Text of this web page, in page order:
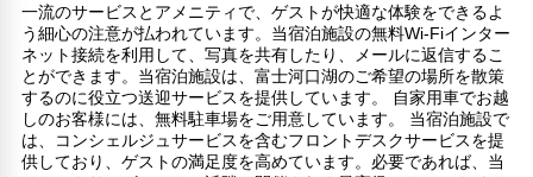
一流のサービスとアメニティで、ゲストが快適な体験をできるよ
う細心の注意が払われています。当宿泊施設の無料Wi-Fiインター
ネット接続を利用して、写真を共有したり、メールに返信するこ
とができます。当宿泊施設は、富士河口湖のご希望の場所を散策
するのに役立つ送迎サービスを提供しています。 自家用車でお越
しのお客様には、無料駐車場をご用意しています。 当宿泊施設で
は、コンシェルジュサービスを含むフロントデスクサービスを提
供しており、ゲストの満足度を高めています。必要であれば、当